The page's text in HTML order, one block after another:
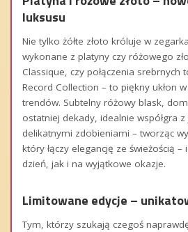
luksusu
Nie tylko żółte złoto króluje w
wykonane z platyny czy różowego
Classique, czy połączenia srebrnych
Record Collection – to piękny ukłon
trendów. Subtelny różowy blask,
ostatniej dekady, idealnie współgra
delikatnymi zdobieniami – tworząc
który łączy elegancję ze świeżością
dzień, jak i na wyjątkowe okazje.
Limitowane edycje –
Tym, którzy szukają czegoś